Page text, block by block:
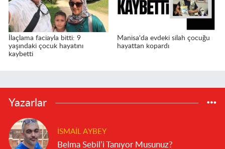
İlaçlama faciayla bitti: 9
yaşındaki çocuk hayatını
kaybetti
Manisa'da evdeki silah çocuğu
hayattan kopardı
Yazarlar
İSMAIL AYBEY
Belma Sebil’i Tanıyor Musunuz?